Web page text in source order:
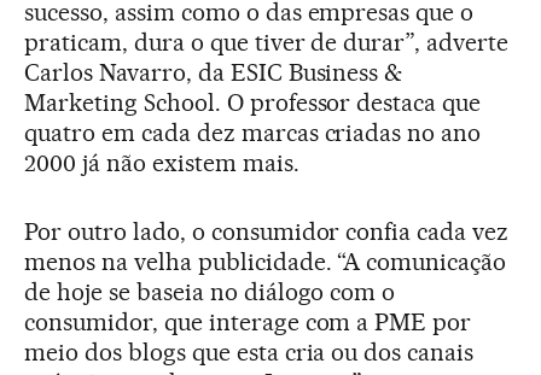
sucesso, assim como o das empresas que o
praticam, dura o que tiver de durar”, adverte
Carlos Navarro, da ESIC Business &
Marketing School. O professor destaca que
quatro em cada dez marcas criadas no ano
2000 já não existem mais.
Por outro lado, o consumidor confia cada vez
menos na velha publicidade. “A comunicação
de hoje se baseia no diálogo com o
consumidor, que interage com a PME por
meio dos blogs que esta cria ou dos canais